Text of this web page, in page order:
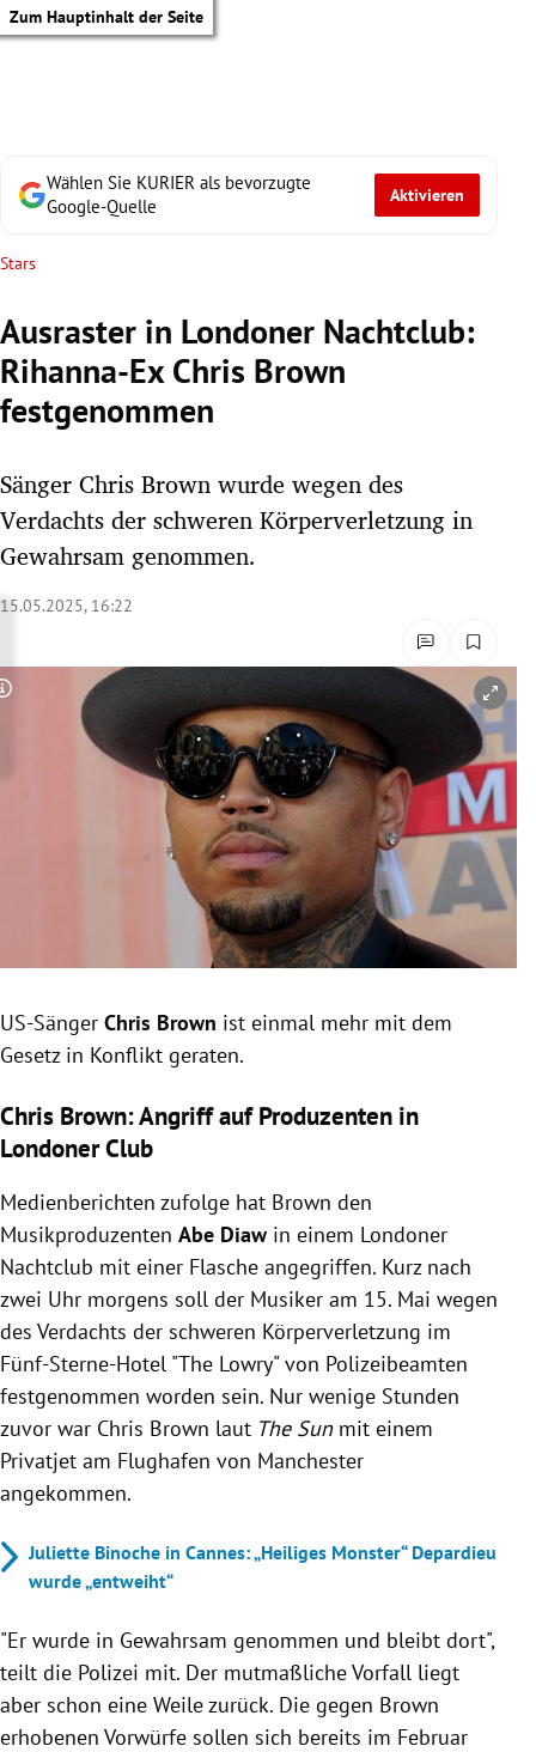
Zum Hauptinhalt der Seite
Untermenü
Untermenü
Untermenü
Untermenü
Untermenü
Untermenü
Untermenü
Wählen Sie KURIER als bevorzugte
Google-Quelle
Aktivieren
Stars
Ausraster in Londoner Nachtclub:
Rihanna-Ex Chris Brown
festgenommen
Sänger Chris Brown wurde wegen des
Verdachts der schweren Körperverletzung in
Gewahrsam genommen.
15.05.2025, 16:22
Copyright-Hinweis öffnen/schließen
US-Sänger Chris Brown ist einmal mehr mit dem
Gesetz in Konflikt geraten.
Chris Brown: Angriff auf Produzenten in
Londoner Club
Medienberichten zufolge hat Brown den
Musikproduzenten Abe Diaw in einem Londoner
Nachtclub mit einer Flasche angegriffen. Kurz nach
zwei Uhr morgens soll der Musiker am 15. Mai wegen
des Verdachts der schweren Körperverletzung im
Fünf-Sterne-Hotel "The Lowry" von Polizeibeamten
festgenommen worden sein. Nur wenige Stunden
zuvor war Chris Brown laut The Sunmit einem
Privatjet am Flughafen von Manchester
angekommen.
Juliette Binoche in Cannes: „Heiliges Monster“ Depardieu
wurde „entweiht“
"Er wurde in Gewahrsam genommen und bleibt dort",
teilt die Polizei mit. Der mutmaßliche Vorfall liegt
aber schon eine Weile zurück. Die gegen Brown
erhobenen Vorwürfe sollen sich bereits im Februar